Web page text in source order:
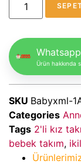
Ürün hakkında
SKU Babyxml-
Categories
Tags 2'li kız
bebek takım,